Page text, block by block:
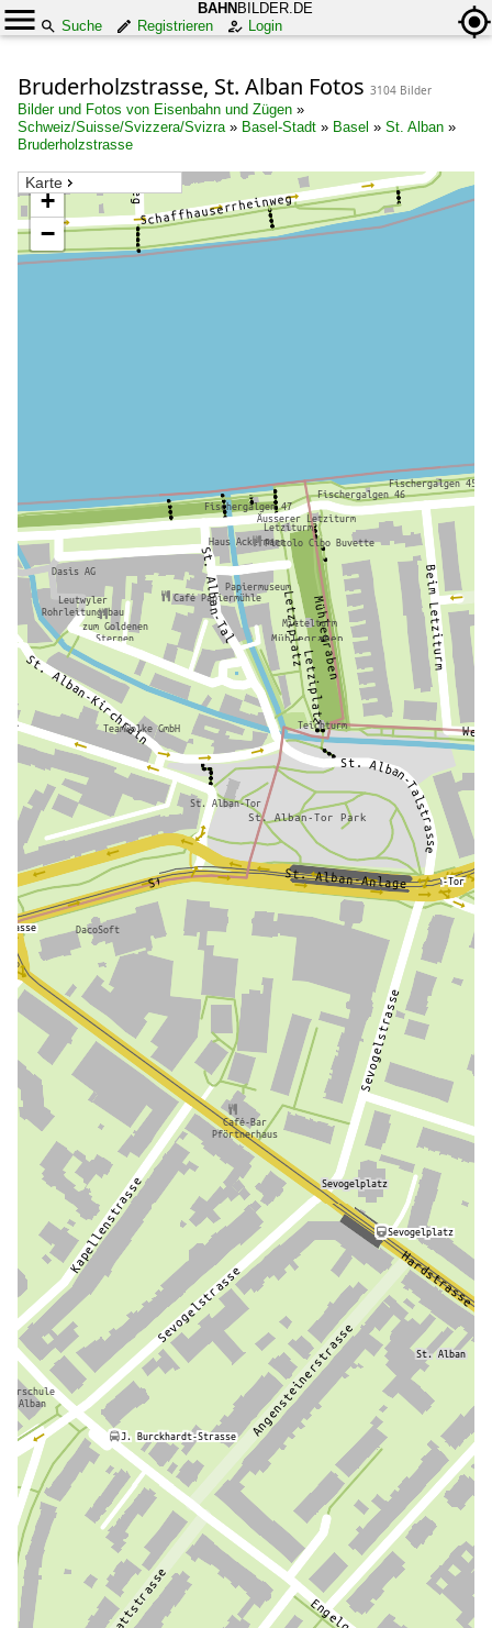
BAHN BILDER.DE
Suche
Registrieren Login
Bruderholzstrasse, St. Alban Fotos 3104 Bilder
Bilder und Fotos von Eisenbahn und Zügen »
Schweiz/Suisse/Svizzera/Svizra» Basel-Stadt » Basel » St. Alban »
Bruderholzstrasse
Karte
+
−